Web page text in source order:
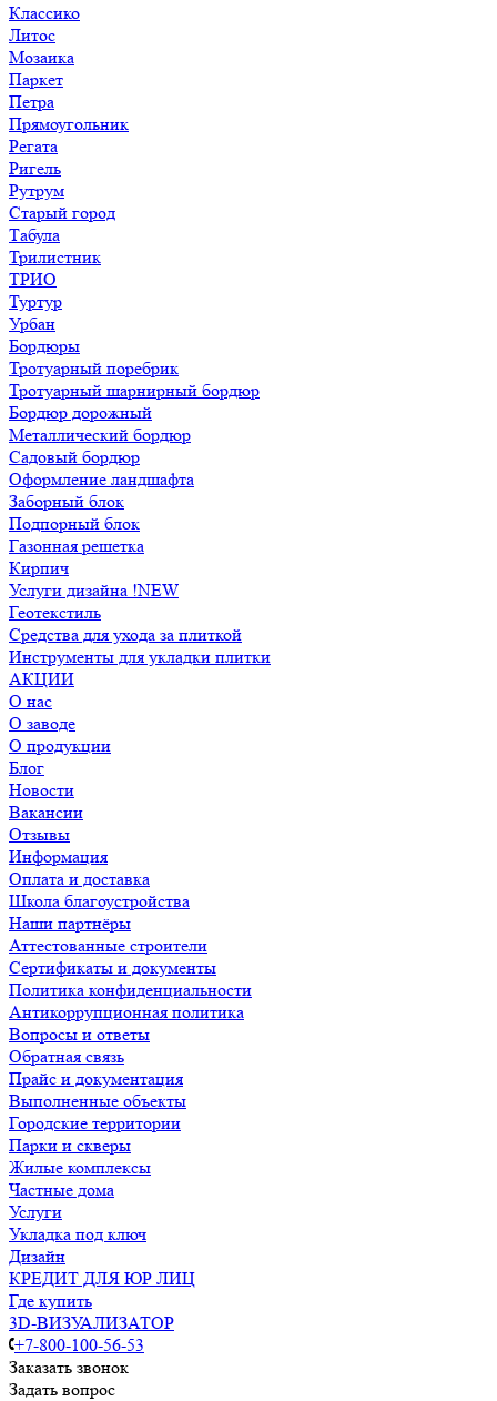
Классико
Литос
Мозаика
Паркет
Петра
Прямоугольник
Регата
Ригель
Рутрум
Старый город
Табула
Трилистник
ТРИО
Туртур
Урбан
Бордюры
Тротуарный поребрик
Тротуарный шарнирный бордюр
Бордюр дорожный
Металлический бордюр
Садовый бордюр
Оформление ландшафта
Заборный блок
Подпорный блок
Газонная решетка
Кирпич
Услуги дизайна !NEW
Геотекстиль
Средства для ухода за плиткой
Инструменты для укладки плитки
АКЦИИ
О нас
О заводе
О продукции
Блог
Новости
Вакансии
Отзывы
Информация
Оплата и доставка
Школа благоустройства
Наши партнёры
Аттестованные строители
Сертификаты и документы
Политика конфиденциальности
Антикоррупционная политика
Вопросы и ответы
Обратная связь
Прайс и документация
Выполненные объекты
Городские территории
Парки и скверы
Жилые комплексы
Частные дома
Услуги
Укладка под ключ
Дизайн
КРЕДИТ ДЛЯ ЮР ЛИЦ
Где купить
3D-ВИЗУАЛИЗАТОР
+7-800-100-56-53
Заказать звонок
Задать вопрос